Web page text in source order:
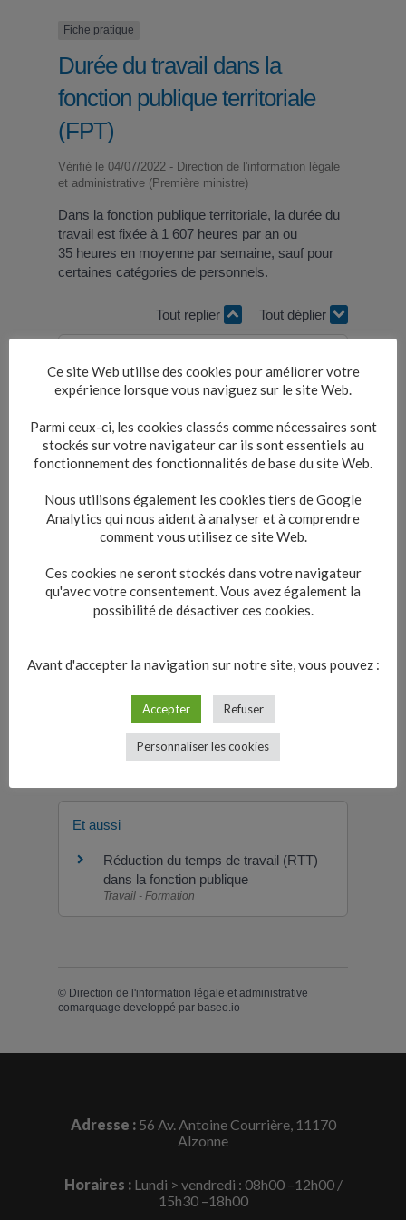
Fiche pratique
Durée du travail dans la
fonction publique territoriale
(FPT)
Vérifié le 04/07/2022 - Direction de l'information légale
et administrative (Première ministre)
Dans la fonction publique territoriale, la durée du
travail est fixée à 1 607 heures par an ou
35 heures en moyenne par semaine, sauf pour
certaines catégories de personnels.
Tout replier Tout déplier
de travail ?
travail ?
Textes de référence
Questions ? Réponses !
Comment s'effectue la journée de
solidarité ?
Perd-t-on des RTT en cas de
maladie ?
Et aussi
Réduction du temps de travail (RTT)
dans la fonction publique
Travail - Formation
© Direction de l'information légale et administrative
comarquage developpé par baseo.io
Adresse : 56 Av. Antoine Courrière, 11170
Alzonne
Horaires :Lundi > vendredi : 08h00 –12h00 /
15h30 –18h00
Ce site Web utilise des cookies pour améliorer votre
expérience lorsque vous naviguez sur le site Web.
Parmi ceux-ci, les cookies classés comme nécessaires sont
stockés sur votre navigateur car ils sont essentiels au
fonctionnement des fonctionnalités de base du site Web.
Nous utilisons également les cookies tiers de Google
Analytics qui nous aident à analyser et à comprendre
comment vous utilisez ce site Web.
Ces cookies ne seront stockés dans votre navigateur
qu'avec votre consentement. Vous avez également la
possibilité de désactiver ces cookies.
Avant d'accepter la navigation sur notre site, vous pouvez :
Accepter Refuser
Personnaliser les cookies